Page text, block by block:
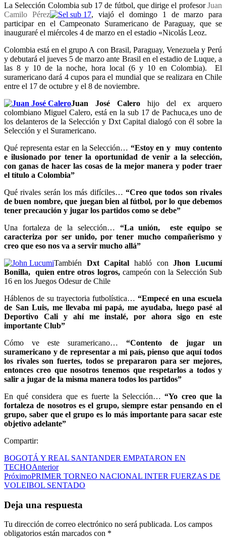
La Selección Colombia sub 17 de fútbol, que dirige el profesorJuan
Camilo Pérez
, viajó el domingo 1 de marzo para
participar en el Campeonato Suramericano de Paraguay, que se
inauguraré el miércoles 4 de marzo en el estadio «Nicolás Leoz.
Colombia está en el grupo A con Brasil, Paraguay, Venezuela y Perú
y debutará el jueves 5 de marzo ante Brasil en el estadio de Luque, a
las 8 y 10 de la noche, hora local (6 y 10 en Colombia). El
suramericano dará 4 cupos para el mundial que se realizara en Chile
entre el 17 de octubre y el 8 de noviembre.
Juan José Calero hijo del ex arquero
colombiano Miguel Calero, está en la sub 17 de Pachuca,es uno de
los delanteros de la Selección y Dxt Capital dialogó con él sobre la
Selección y el Suramericano.
Qué representa estar en la Selección… “Estoy en y muy contento
e ilusionado por tener la oportunidad de venir a la selección,
con ganas de hacer las cosas de la mejor manera y poder traer
el título a Colombia”
Qué rivales serán los más difíciles… “Creo que todos son rivales
de buen nombre, que juegan bien al fútbol, por lo que debemos
tener precaución y jugar los partidos como se debe”
Una fortaleza de la selección… “La unión, este equipo se
caracteriza por ser unido, por tener mucho compañerismo y
creo que eso nos va a servir mucho allá”
También Dxt Capital habló con Jhon Lucumí
Bonilla, quien entre otros logros, campeón con la Selección Sub
16 en los Juegos Odesur de Chile
Háblenos de su trayectoria futbolística… “Empecé en una escuela
de San Luis, me llevaba mi papá, me ayudaba, luego pasé al
Deportivo Cali y ahí me instalé, por ahora sigo en este
importante Club”
Cómo ve este suramericano… “Contento de jugar un
suramericano y de representar a mi país, pienso que aquí todos
los rivales son fuertes, todos se prepararon para ser mejores,
entonces creo que nosotros tenemos que respetarlos a todos y
salir a jugar de la misma manera todos los partidos”
En qué considera que es fuerte la Selección…“Yo creo que la
fortaleza de nosotros es el grupo, siempre estar pensando en el
grupo, saber que el grupo es lo más importante para sacar este
objetivo adelante”
Compartir:
BOGOTÁ Y REAL SANTANDER EMPATARON EN
TECHOAnterior
PróximoPRIMER TORNEO NACIONAL INTER FUERZAS DE
VOLEIBOL SENTADO
Deja una respuesta
Tu dirección de correo electrónico no será publicada. Los campos
obligatorios están marcados con *